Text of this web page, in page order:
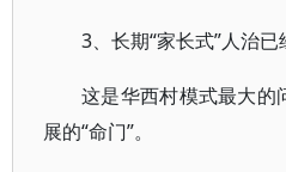
3、长期“家长式”人治
这是华西村模式最大的
展的“命门”。